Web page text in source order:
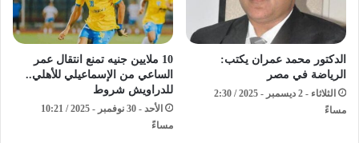
الدكتور محمد عمران يكتب:
الرياضة في مصر
الثلاثاء - 2 ديسمبر - 2025 / 2:30
مساءً
10 ملايين جنيه تمنع انتقال عمر
الساعي من الإسماعيلي للأهلي..
للدراويش شروط
الأحد - 30 نوفمبر - 2025 / 10:21
مساءً